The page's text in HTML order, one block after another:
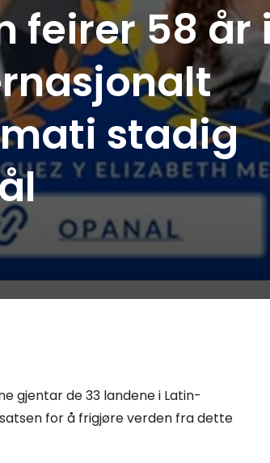
feirer 58 år
stadig
gjentar de 33 landene i Latin-
for å frigjøre verden fra dette